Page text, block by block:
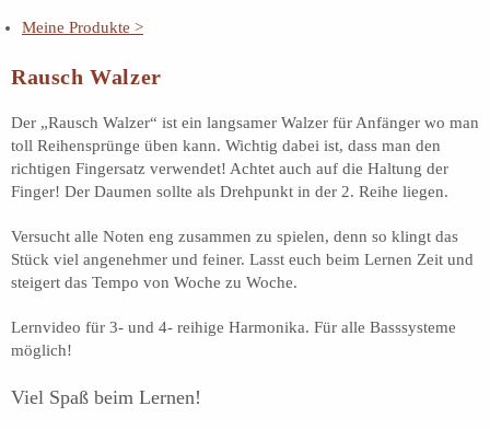
Zum
springen
Meine Produkte >
Rausch Walzer
Der „Rausch Walzer“ ist ein langsamer Walzer für Anfänger wo man
toll Reihensprünge üben kann. Wichtig dabei ist, dass man den
richtigen Fingersatz verwendet! Achtet auch auf die Haltung der
Finger! Der Daumen sollte als Drehpunkt in der 2. Reihe liegen.
Versucht alle Noten eng zusammen zu spielen, denn so klingt das
Stück viel angenehmer und feiner. Lasst euch beim Lernen Zeit und
steigert das Tempo von Woche zu Woche.
Lernvideo für 3- und 4- reihige Harmonika. Für alle Basssysteme
möglich!
Viel Spaß beim Lernen!